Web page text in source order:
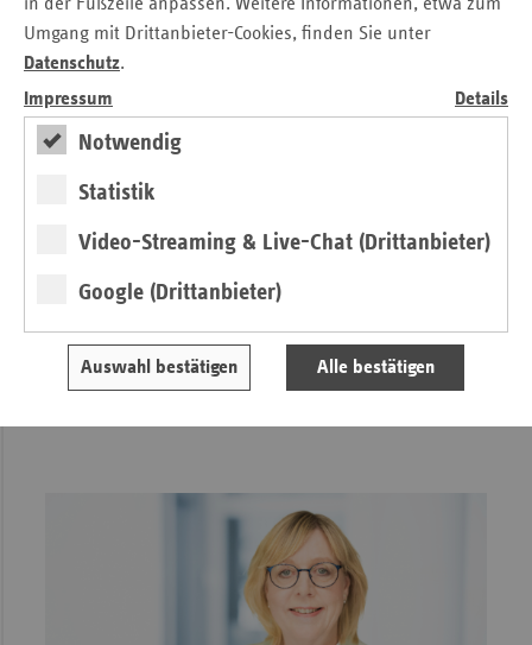
in der Fußzeile anpassen. Weitere Informationen, etwa zum
Umgang mit Drittanbieter-Cookies, finden Sie unter
Datenschutz.
Impressum
Details
Notwendig
Statistik
Video-Streaming & Live-Chat (Drittanbieter)
Google (Drittanbieter)
Auswahl bestätigen Alle bestätigen
Editorial
Zwischen Finanzdruck und Reformhoffnung
von Michaela Gottfried